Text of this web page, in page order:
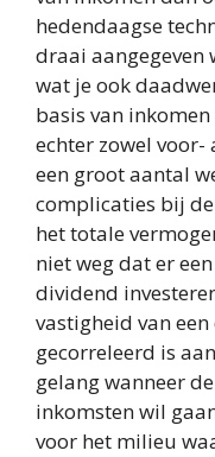
hedendaagse
draai aangegeven
wat je ook
basis van
echter zowel voor-
een groot aantal
complicaties bij
het totale
niet weg dat er
dividend
vastigheid van
gecorreleerd is
gelang wanneer
inkomsten wil
voor het milieu